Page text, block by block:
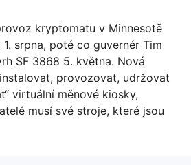
kryptomatu v Minnesotě
srpna, poté co guvernér Tim
SF 3868 5. května. Nová
provozovat, udržovat
virtuální měnové kiosky,
musí své stroje, které jsou